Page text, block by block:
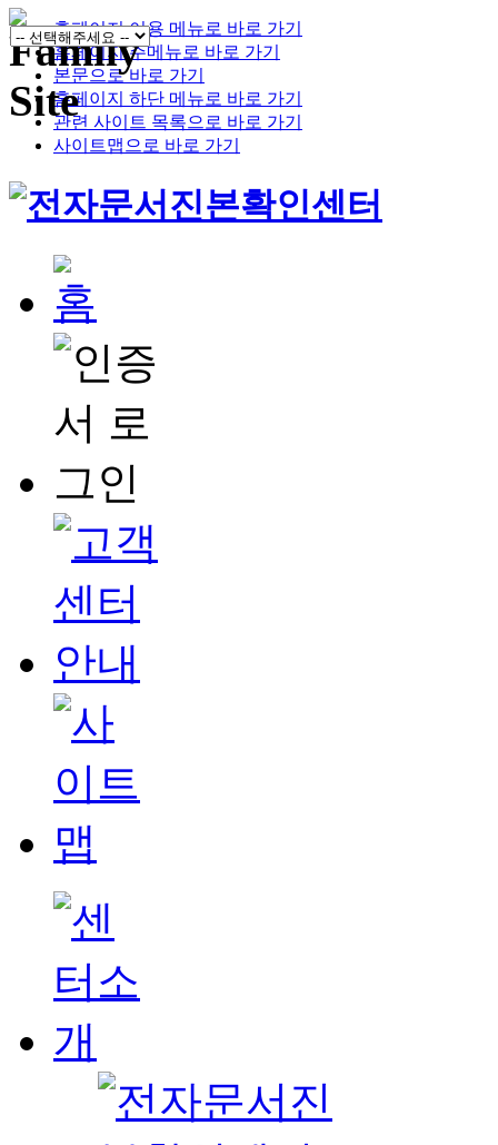
홈페이지 이용 메뉴로 바로 가기
홈페이지 주메뉴로 바로 가기
본문으로 바로 가기
홈페이지 하단 메뉴로 바로 가기
관련 사이트 목록으로 바로 가기
사이트맵으로 바로 가기